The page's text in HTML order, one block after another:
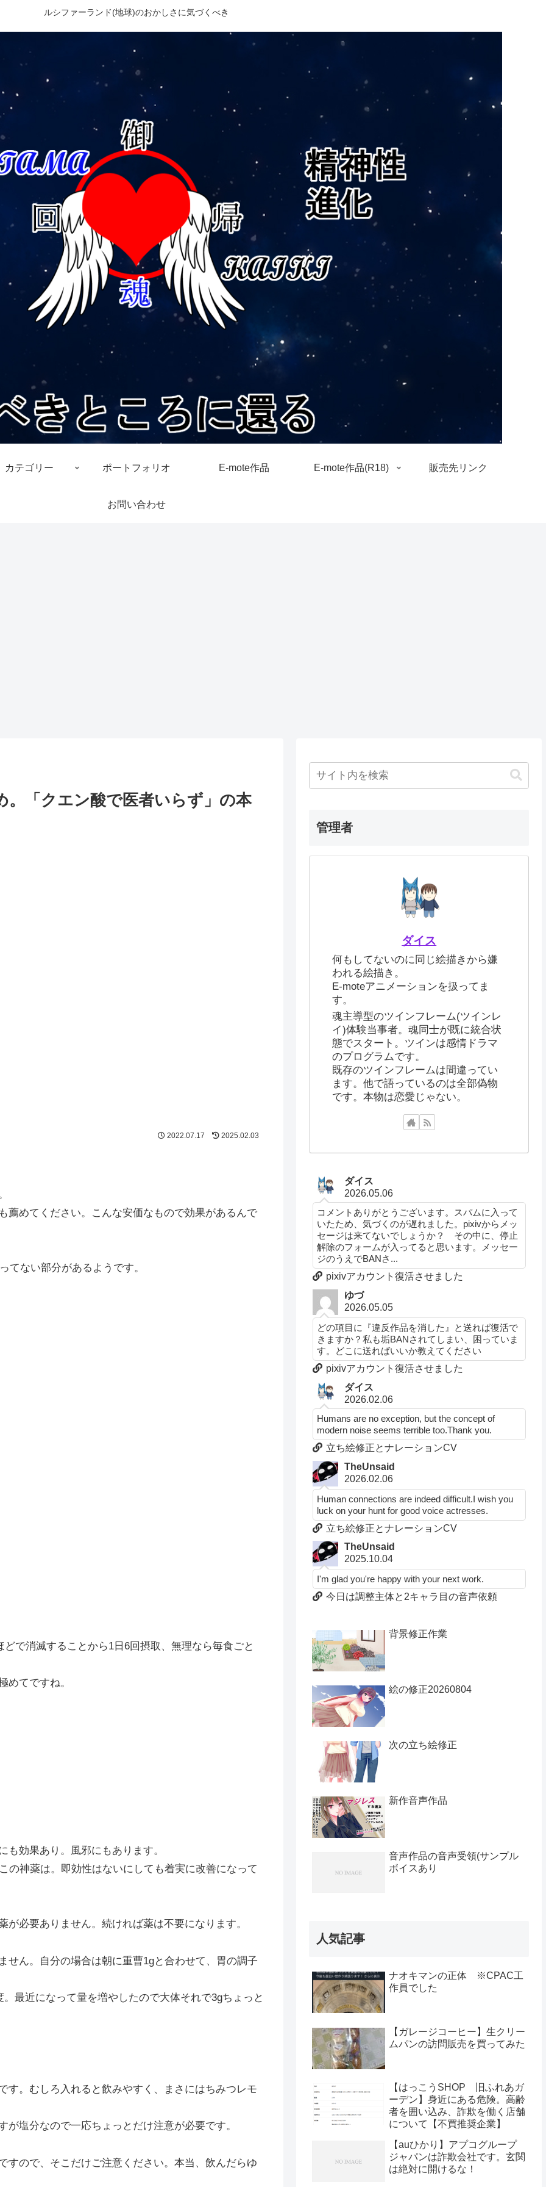
ルシファーランド(地球)のおかしさに気づくべき
カテゴリー ポートフォリオ E-mote作品 E-mote作品(R18) 販売先リンク
お問い合わせ
「クエン酸で医者いらず」の本
2022.07.17 2025.02.03
薦めてください。こんな安価なもので効果があるんで
てない部分があるようです。
で消滅することから1日6回摂取、無理なら毎食ごと
めてですね。
効果あり。風邪にもあります。
の神薬は。即効性はないにしても着実に改善になって
必要ありません。続ければ薬は不要になります。
ん。自分の場合は朝に重曹1gと合わせて、胃の調子
最近になって量を増やしたので大体それで3gちょっと
す。むしろ入れると飲みやすく、まさにはちみつレモ
塩分なので一応ちょっとだけ注意が必要です。
すので、そこだけご注意ください。本当、飲んだらゆ
管理者
ダイス
何もしてないのに同じ絵描きから嫌
われる絵描き。
E-moteアニメーションを扱ってま
す。
魂主導型のツインフレーム(ツインレ
イ)体験当事者。魂同士が既に統合状
態でスタート。ツインは感情ドラマ
のプログラムです。
既存のツインフレームは間違ってい
ます。他で語っているのは全部偽物
です。本物は恋愛じゃない。
ダイス
2026.05.06
コメントありがとうございます。スパムに入って
いたため、気づくのが遅れました。pixivからメッ
セージは来てないでしょうか？ その中に、停止
解除のフォームが入ってると思います。メッセー
ジのうえでBANさ...
pixivアカウント復活させました
ゆづ
2026.05.05
どの項目に『違反作品を消した』と送れば復活で
きますか？私も垢BANされてしまい、困っていま
す。どこに送ればいいか教えてください
pixivアカウント復活させました
ダイス
2026.02.06
Humans are no exception, but the concept of
modern noise seems terrible too.Thank you.
立ち絵修正とナレーションCV
TheUnsaid
2026.02.06
Human connections are indeed difficult.I wish you
luck on your hunt for good voice actresses.
立ち絵修正とナレーションCV
TheUnsaid
2025.10.04
I'm glad you're happy with your next work.
今日は調整主体と2キャラ目の音声依頼
背景修正作業
絵の修正20260804
次の立ち絵修正
新作音声作品
音声作品の音声受領(サンプル
ボイスあり
人気記事
ナオキマンの正体 ※CPAC工
作員でした
【ガレージコーヒー】生クリー
ムパンの訪問販売を買ってみた
【はっこうSHOP 旧ふれあガ
ーデン】身近にある危険。高齢
者を囲い込み、詐欺を働く店舗
について【不買推奨企業】
【auひかり】アプコグループ
ジャパンは詐欺会社です。玄関
は絶対に開けるな！